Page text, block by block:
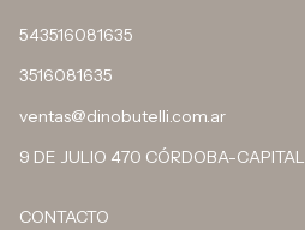
543516081635
3516081635
ventas@dinobutelli.com.ar
9 DE JULIO 470 CÓRDOBA-CAPITAL
CONTACTO